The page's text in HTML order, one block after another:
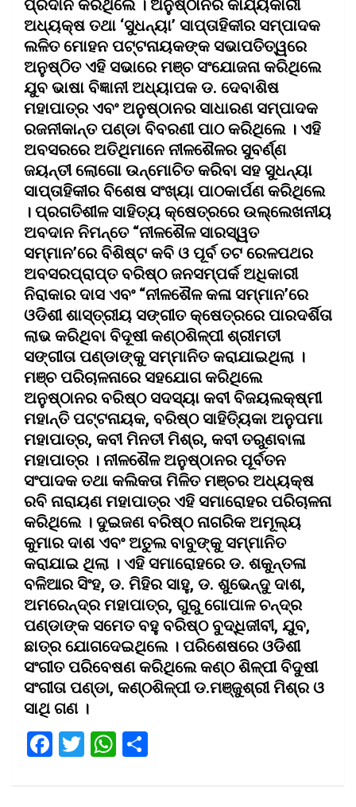
ପ୍ରଦାନ କରିଥିଲେ । ଅନୁଷ୍ଠାନର କାର୍ଯ୍ୟକାରୀ
ଅଧ୍ୟକ୍ଷ ତଥା ‘ସୁଧନ୍ୟା’ ସାପ୍ତାହିକୀର ସମ୍ପାଦକ
ଲଳିତ ମୋହନ ପଟ୍ଟନାୟକଙ୍କ ସଭାପତିତ୍ୱରେ
ଅନୁଷ୍ଠିତ ଏହି ସଭାରେ ମଞ୍ଚ ସଂଯୋଜନା କରିଥିଲେ
ଯୁବ ଭାଷା ବିଜ୍ଞାନୀ ଅଧ୍ୟାପକ ଡ. ଦେବାଶିଷ
ମହାପାତ୍ର ଏବଂ ଅନୁଷ୍ଠାନର ସାଧାରଣ ସମ୍ପାଦକ
ରଜନୀକାନ୍ତ ପଣ୍ଡା ବିବରଣୀ ପାଠ କରିଥିଲେ । ଏହି
ଅବସରରେ ଅତିଥିମାନେ ନୀଳଶୈଳର ସୁବର୍ଣ୍ଣ
ଜୟନ୍ତୀ ଲୋଗୋ ଉନ୍ମୋଚିତ କରିବା ସହ ସୁଧନ୍ୟା
ସାପ୍ତାହିକୀର ବିଶେଷ ସଂଖ୍ୟା ପାଠକାର୍ପଣ କରିଥିଲେ
। ପ୍ରଗତିଶୀଳ ସାହିତ୍ୟ କ୍ଷେତ୍ରରେ ଉଲ୍ଲେଖନୀୟ
ଅବଦାନ ନିମନ୍ତେ “ନୀଳଶୈଳ ସାରସ୍ୱତ
ସମ୍ମାନ’ରେ ବିଶିଷ୍ଟ କବି ଓ ପୂର୍ବ ତଟ ରେଳପଥର
ଅବସରପ୍ରାପ୍ତ ବରିଷ୍ଠ ଜନସମ୍ପର୍କ ଅଧିକାରୀ
ନିରାକାର ଦାସ ଏବଂ “ନୀଳଶୈଳ କଳା ସମ୍ମାନ’ରେ
ଓଡିଶୀ ଶାସ୍ତ୍ରୀୟ ସଙ୍ଗୀତ କ୍ଷେତ୍ରରେ ପାରଦର୍ଶିତା
ଲାଭ କରିଥିବା ବିଦୂଷୀ କଣ୍ଠଶିଳ୍ପୀ ଶ୍ରୀମତୀ
ସଙ୍ଗୀତା ପଣ୍ଡାଙ୍କୁ ସମ୍ମାନିତ କରାଯାଇଥିଲା ।
ମଞ୍ଚ ପରିଚାଳନାରେ ସହଯୋଗ କରିଥିଲେ
ଅନୁଷ୍ଠାନର ବରିଷ୍ଠ ସଦସ୍ୟା କବୀ ବିଜୟଲକ୍ଷ୍ମୀ
ମହାନ୍ତି ପଟ୍ଟନାୟକ, ବରିଷ୍ଠ ସାହିତ୍ୟିକା ଅନୁପମା
ମହାପାତ୍ର, କବୀ ମିନତୀ ମିଶ୍ର, କବୀ ତରୁଣବାଳା
ମହାପାତ୍ର । ନୀଳଶୈଳ ଅନୁଷ୍ଠାନର ପୂର୍ବତନ
ସଂପାଦକ ତଥା କଲିକତା ମିଳିତ ମଞ୍ଚର ଅଧ୍ୟକ୍ଷ
ରବି ନାରାୟଣ ମହାପାତ୍ର ଏହି ସମାରୋହର ପରିଚାଳନା
କରିଥିଲେ । ଦୁଇଜଣ ବରିଷ୍ଠ ନାଗରିକ ଅମୂଲ୍ୟ
କୁମାର ଦାଶ ଏବଂ ଅତୁଲ ବାବୁଙ୍କୁ ସମ୍ମାନିତ
କରାଯାଇ ଥିଲା । ଏହି ସମାରୋହରେ ଡ. ଶକୁନ୍ତଳା
ବଳିଆର ସିଂହ, ଡ. ମିହିର ସାହୁ, ଡ. ଶୁଭେନ୍ଦୁ ଦାଶ,
ଅମରେନ୍ଦ୍ର ମହାପାତ୍ର, ଗୁରୁ ଗୋପାଳ ଚନ୍ଦ୍ର
ପଣ୍ଡାଙ୍କ ସମେତ ବହୁ ବରିଷ୍ଠ ବୁଦ୍ଧିଜୀବୀ, ଯୁବ,
ଛାତ୍ର ଯୋଗଦେଇଥିଲେ । ପରିଶେଷରେ ଓଡିଶୀ
ସଂଗୀତ ପରିବେଷଣ କରିଥିଲେ କଣ୍ଠ ଶିଳ୍ପୀ ବିଦୁଷୀ
ସଂଗୀତା ପଣ୍ଡା, କଣ୍ଠଶିଳ୍ପୀ ଡ.ମଞ୍ଜୁଶ୍ରୀ ମିଶ୍ର ଓ
ସାଥି ଗଣ ।
F
ce
T
tt
W
at ar